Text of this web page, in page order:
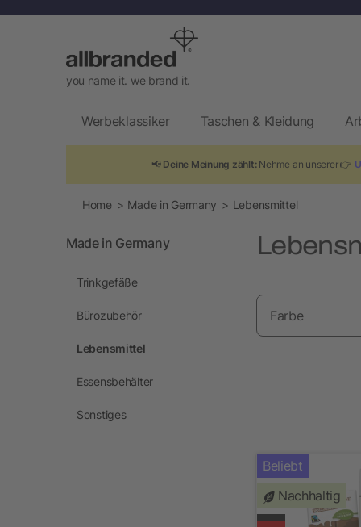
you name it. we brand it.
Werbeklassiker Taschen & Kleidung
📢 Deine Meinung zählt:Nehme an unserer 👉
Home Made in Germany Lebensmittel
Farbe
Beliebt
Nachhaltig
Made in Germany
Trinkgefäße
Bürozubehör
Lebensmittel
Essensbehälter
Sonstiges